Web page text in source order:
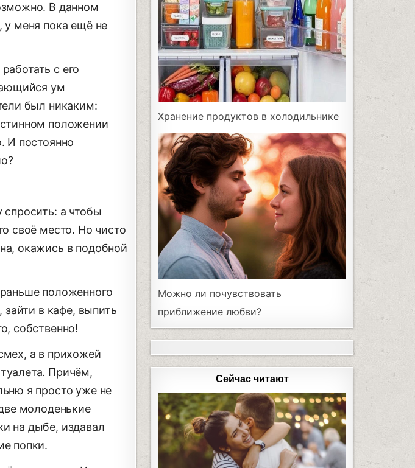
В данном
у меня пока ещё не
с его
ум
был никаким:
положении
И постоянно
а чтобы
своё место. Но чисто
окажись в подобной
положенного
в кафе, выпить
собственно!
а в прихожей
Причём,
я просто уже не
молоденькие
на дыбе, издавал
попки.
Хранение продуктов в холодильнике
Можно ли почувствовать
приближение любви?
Сейчас читают